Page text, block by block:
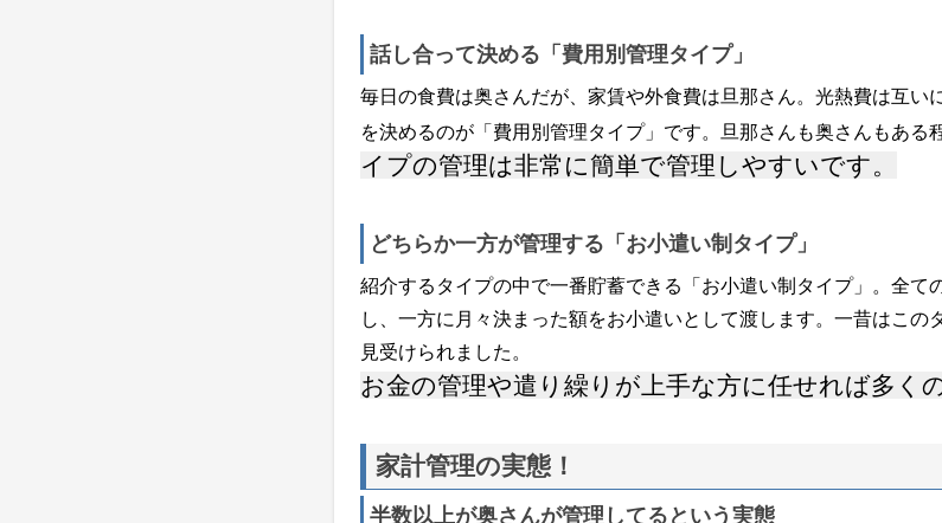
話し合って決める「費用別管理タイプ」
毎日の食費は奥さんだが、家賃や外食費は旦那さん。光熱費は互い
を決めるのが「費用別管理タイプ」です。旦那さんも奥さんもある
イプの管理は非常に簡単で管理しやすいです。
どちらか一方が管理する「お小遣い制タイプ」
紹介するタイプの中で一番貯蓄できる「お小遣い制タイプ」。全て
し、一方に月々決まった額をお小遣いとして渡します。一昔はこの
見受けられました。
お金の管理や遣り繰りが上手な方に任せれば多く
家計管理の実態！
半数以上が奥さんが管理してるという実態